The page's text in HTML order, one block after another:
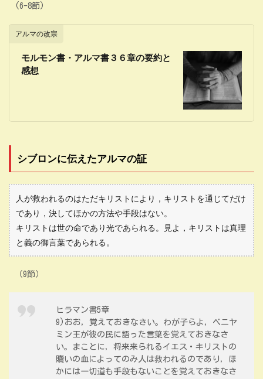
(6-8節)
アルマの改宗
モルモン書・アルマ書３６章の要約と
感想
シブロンに伝えたアルマの証
人が救われるのはただキリストにより，キリストを通じてだけ
であり，決してほかの方法や手段はない。
キリストは世の命であり光であられる。見よ，キリストは真理
と義の御言葉であられる。
（9節）
ヒラマン書5章
9)おお，覚えておきなさい。わが子らよ，ベニヤ
ミン王が彼の民に語った言葉を覚えておきなさ
い。まことに，将来来られるイエス・キリストの
贖いの血によってのみ人は救われるのであり，ほ
かには一切道も手段もないことを覚えておきなさ